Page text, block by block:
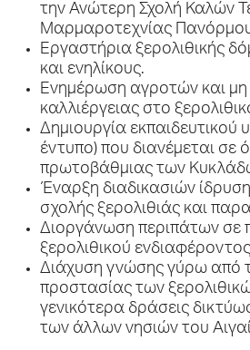
την Ανώτερη Σχολή Καλών
Μαρμαροτεχνίας
Εργαστήρια ξερολιθικής
και ενηλίκους.
Ενημέρωση αγροτών και μη
καλλιέργειας στο
Δημιουργία εκπαιδευτικού
έντυπο) που διανέμεται σε
πρωτοβάθμιας των
Έναρξη διαδικασιών
σχολής ξερολιθιάς και
Διοργάνωση περιπάτων σε
ξερολιθικού
Διάχυση γνώσης γύρω από
προστασίας των
γενικότερα δράσεις
των άλλων νησιών του